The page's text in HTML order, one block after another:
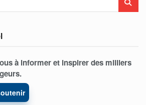
à informer et inspirer des milliers